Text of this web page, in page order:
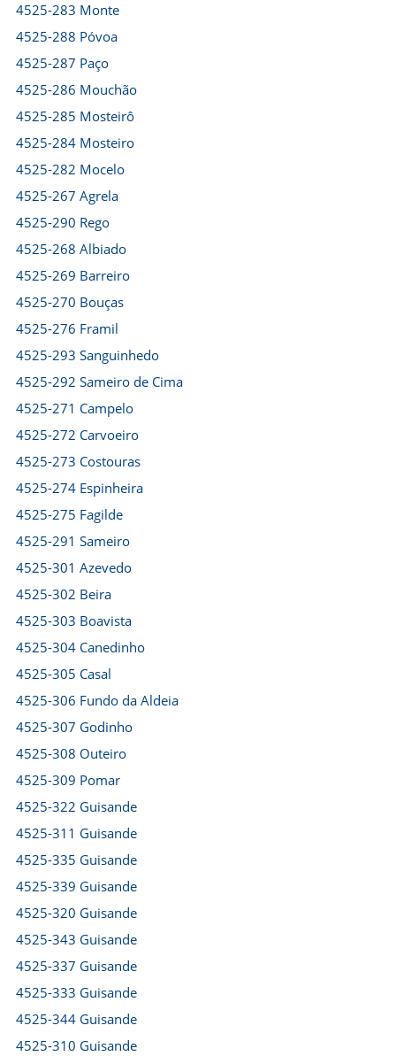
4525-283 Monte
4525-288 Póvoa
4525-287 Paço
4525-286 Mouchão
4525-285 Mosteirô
4525-284 Mosteiro
4525-282 Mocelo
4525-267 Agrela
4525-290 Rego
4525-268 Albiado
4525-269 Barreiro
4525-270 Bouças
4525-276 Framil
4525-293 Sanguinhedo
4525-292 Sameiro de Cima
4525-271 Campelo
4525-272 Carvoeiro
4525-273 Costouras
4525-274 Espinheira
4525-275 Fagilde
4525-291 Sameiro
4525-301 Azevedo
4525-302 Beira
4525-303 Boavista
4525-304 Canedinho
4525-305 Casal
4525-306 Fundo da Aldeia
4525-307 Godinho
4525-308 Outeiro
4525-309 Pomar
4525-322 Guisande
4525-311 Guisande
4525-335 Guisande
4525-339 Guisande
4525-320 Guisande
4525-343 Guisande
4525-337 Guisande
4525-333 Guisande
4525-344 Guisande
4525-310 Guisande